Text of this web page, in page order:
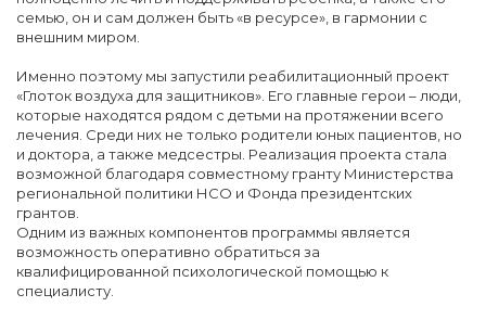
семью, он и сам должен быть «в ресурсе», в гармонии с
внешним миром.
Именно поэтому мы запустили реабилитационный проект
«Глоток воздуха для защитников». Его главные герои – люди,
которые находятся рядом с детьми на протяжении всего
лечения. Среди них не только родители юных пациентов, но
и доктора, а также медсестры. Реализация проекта стала
возможной благодаря совместному гранту Министерства
региональной политики НСО и Фонда президентских
грантов.
Одним из важных компонентов программы является
возможность оперативно обратиться за
квалифицированной психологической помощью к
специалисту.